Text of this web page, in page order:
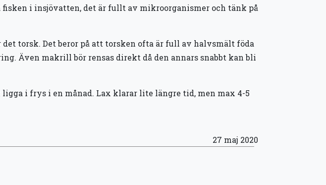
i insjövatten, det är fullt av mikroorganismer och tänk på
torsk. Det beror på att torsken ofta är full av halvsmält föda
Även makrill bör rensas direkt då den annars snabbt kan bli
i frys i en månad. Lax klarar lite längre tid, men max 4-5
27 maj 2020